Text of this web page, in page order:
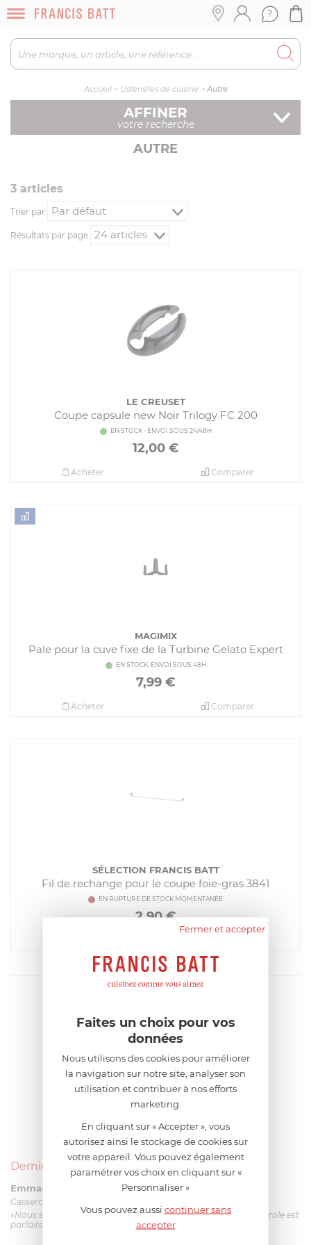
Accueil> Ustensiles de cuisine >Autre
AFFINER
votre recherche
AUTRE
3 articles
Trier par
Résultats par page
LE CREUSET
Coupe capsule new Noir Trilogy FC 200
EN STOCK - ENVOI SOUS 24/48H
12,00€
Comparer
Acheter
MAGIMIX
Pale pour la cuve fixe de la Turbine Gelato Expert
EN STOCK, ENVOI SOUS 48H
7,99€
Comparer
Acheter
SÉLECTION FRANCIS BATT
Fil de rechange pour le coupe foie-gras 3841
EN RUPTURE DE STOCK MOMENTANÉE
2,90€
Derniers avis produits
Emmanuel 56 ans le 23/06/2026 à 12:04
Casserole mini 9 cm Castelpro 5 ply poignée fixe
«Nous sommes dans un produit de haute qualité. Cette casserole est
parfaite pour l'élaboration des sauces et vient complé...»
Fermer et accepter
Faites un choix pour vos
données
Nous utilisons des cookies pour améliorer
la navigation sur notre site, analyser son
utilisation et contribuer à nos efforts
marketing.
En cliquant sur « Accepter », vous
autorisez ainsi le stockage de cookies sur
votre appareil. Vous pouvez également
paramétrer vos choix en cliquant sur «
Personnaliser »
Vous pouvez aussi continuer sans
accepter